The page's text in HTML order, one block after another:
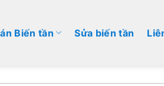
Biến tần Sửa biến tần